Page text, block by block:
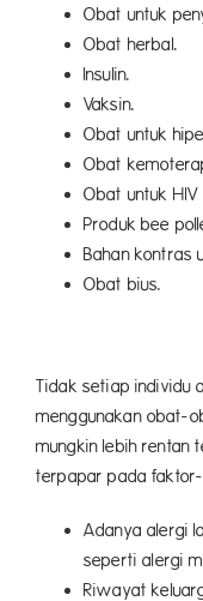
Obat untuk
Obat herbal.
Insulin.
Vaksin.
Obat untuk
Obat
Obat untuk HIV
Produk bee
Bahan kontras
Obat bius.
Tidak setiap individu
menggunakan obat-
mungkin lebih rentan
terpapar pada
Adanyaalergi
seperti alergi
Riwayat